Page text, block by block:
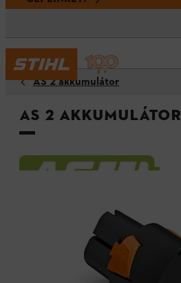
AS 2 akkumulátor
AS 2 akkumulátor